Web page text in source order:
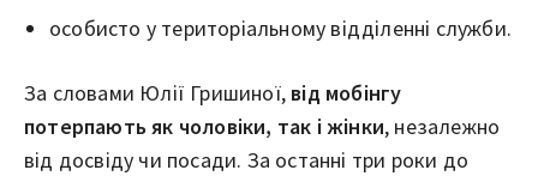
особисто у територіальному відділенні служби.
За словами Юлії Гришиної, від мобінгу
потерпають як чоловіки, так і жінки, незалежно
від досвіду чи посади. За останні три роки до